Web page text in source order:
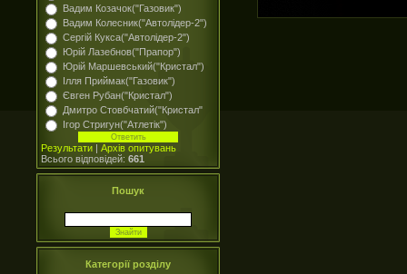
Вадим Козачок("Газовик")
Вадим Колесник("Автолідер-2")
Сергій Кукса("Автолідер-2")
Юрій Лазебнов("Прапор")
Юрій Маршевський("Кристал")
Ілля Приймак("Газовик")
Євген Рубан("Кристал")
Дмитро Стовбчатий("Кристал"
Ігор Стригун("Атлетік")
Результати | Архів опитувань
Всього відповідей: 661
Пошук
Категорії розділу